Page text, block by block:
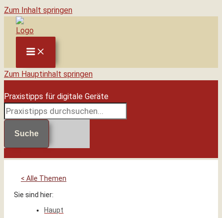
Zum Inhalt springen
Zum Hauptinhalt springen
Praxistipps für digitale Geräte
Suche
< Alle Themen
Sie sind hier:
Haupt